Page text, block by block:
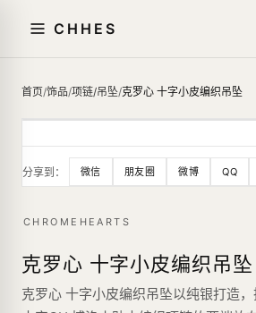
CHHES
首页/饰品/项链/吊坠/克罗心 十字小皮编织吊坠
分享到： 微信 朋友圈 微博 QQ
CHROMEHEARTS
克罗心 十字小皮编织吊坠
克罗心 十字小皮编织吊坠以纯银打造